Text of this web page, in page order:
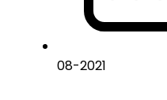
08-2021